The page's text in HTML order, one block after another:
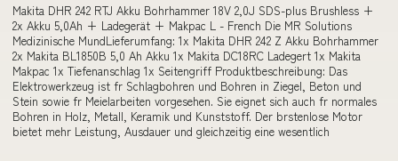
Makita DHR 242 RTJ Akku Bohrhammer 18V 2,0J SDS-plus Brushless +
2x Akku 5,0Ah + Ladegerät + Makpac L - French Die MR Solutions
Medizinische MundLieferumfang: 1x Makita DHR 242 Z Akku Bohrhammer
2x Makita BL1850B 5,0 Ah Akku 1x Makita DC18RC Ladegert 1x Makita
Makpac 1x Tiefenanschlag 1x Seitengriff Produktbeschreibung: Das
Elektrowerkzeug ist fr Schlagbohren und Bohren in Ziegel, Beton und
Stein sowie fr Meielarbeiten vorgesehen. Sie eignet sich auch fr normales
Bohren in Holz, Metall, Keramik und Kunststoff. Der brstenlose Motor
bietet mehr Leistung, Ausdauer und gleichzeitig eine wesentlich